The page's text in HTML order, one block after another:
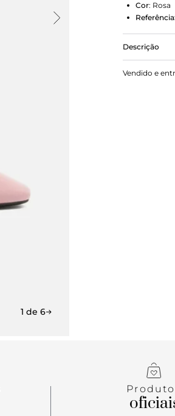
1 de 6
Cor: Rosa
Referência:
Descrição
Sapatilha
e formato
Vendido e